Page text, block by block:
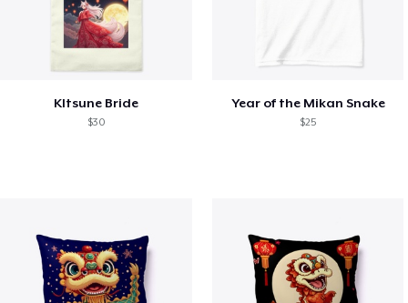
KItsune Bride
$30
Year of the Mikan Snake
$25